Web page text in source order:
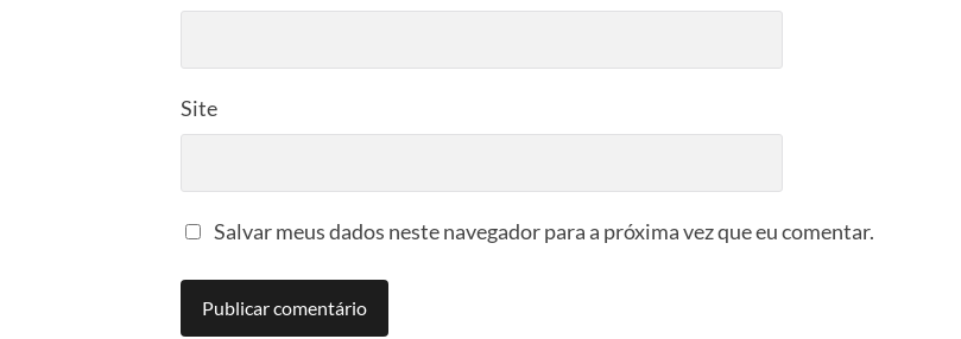
Site
Salvar meus dados neste navegador para a próxima vez que eu comentar.